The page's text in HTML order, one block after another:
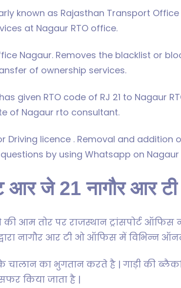
known as Rajasthan Transport
at Nagaur RTO office.
Nagaur. Removes the blacklist or
of ownership services.
given RTO code of RJ 21 to Nagaur
of Nagaur rto consultant.
licence . Removal and addition
by using Whatsapp on
आर जे 21 नागौर आर
की आम तोर पर राजस्थान ट्रांसपोर्ट
नागौर आर टी ओ ऑफिस में विभिन्न
का भुगतान करते है | गाड़ी की
किया जाता है |